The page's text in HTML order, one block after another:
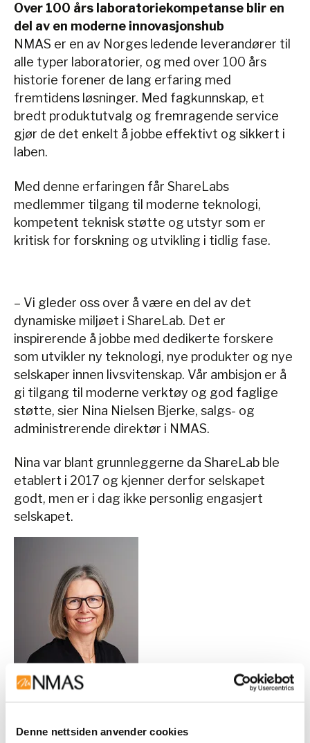
Denne nettsiden anvender cookies
Over 100 års laboratoriekompetanse blir en
del av en moderne innovasjonshub
NMAS er en av Norges ledende leverandører til
alle typer laboratorier, og med over 100 års
historie forener de lang erfaring med
fremtidens løsninger. Med fagkunnskap, et
bredt produktutvalg og fremragende service
gjør de det enkelt å jobbe effektivt og sikkert i
laben.
Med denne erfaringen får ShareLabs
medlemmer tilgang til moderne teknologi,
kompetent teknisk støtte og utstyr som er
kritisk for forskning og utvikling i tidlig fase.
– Vi gleder oss over å være en del av det
dynamiske miljøet i ShareLab. Det er
inspirerende å jobbe med dedikerte forskere
som utvikler ny teknologi, nye produkter og nye
selskaper innen livsvitenskap. Vår ambisjon er å
gi tilgang til moderne verktøy og god faglige
støtte, sier Nina Nielsen Bjerke, salgs- og
administrerende direktør i NMAS.
Nina var blant grunnleggerne da ShareLab ble
etablert i 2017 og kjenner derfor selskapet
godt, men er i dag ikke personlig engasjert
selskapet.